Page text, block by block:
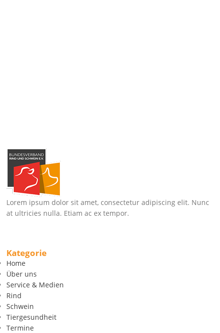
Lorem ipsum dolor sit amet, consectetur adipiscing elit. Nunc
at ultricies nulla. Etiam ac ex tempor.
Kategorie
Home
Über uns
Service & Medien
Rind
Schwein
Tiergesundheit
Termine